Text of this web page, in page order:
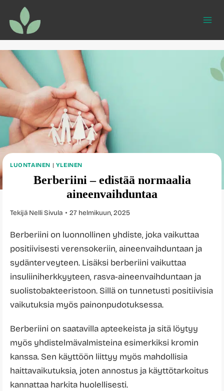
sisältöön
LUONTAINEN | YLEINEN
Berberiini – edistää normaalia
aineenvaihduntaa
Tekijä Nelli Sivula 27 helmikuun, 2025
Berberiini on luonnollinen yhdiste, joka vaikuttaa
positiivisesti verensokeriin, aineenvaihduntaan ja
sydänterveyteen. Lisäksi berberiini vaikuttaa
insuliiniherkkyyteen, rasva-aineenvaihduntaan ja
suolistobakteeristoon. Sillä on tunnetusti positiivisia
vaikutuksia myös painonpudotuksessa.
Berberiini on saatavilla apteekeista ja sitä löytyy
myös yhdistelmävalmisteina esimerkiksi kromin
kanssa. Sen käyttöön liittyy myös mahdollisia
haittavaikutuksia, joten annostus ja käyttötarkoitus
kannattaa harkita huolellisesti.